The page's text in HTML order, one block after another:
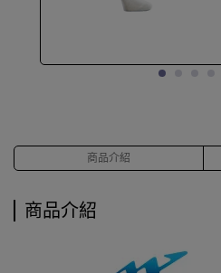
商品介紹
商品介紹